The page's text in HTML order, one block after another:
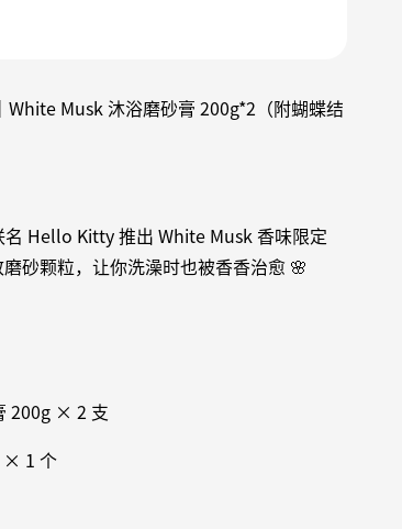
Musk 沐浴磨砂膏 200g*2（附蝴蝶结
Hello Kitty 推出 White Musk 香味限定
砂颗粒，让你洗澡时也被香香治愈 🌸
200g × 2 支
× 1 个